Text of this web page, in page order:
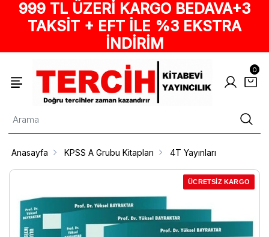
999 TL ÜZERİ KARGO BEDAVA+3
TAKSİT + EFT İLE %3 EKSTRA
İNDİRİM
0
Anasayfa KPSS A Grubu Kitapları 4T Yayınları
ÜCRETSİZ KARGO